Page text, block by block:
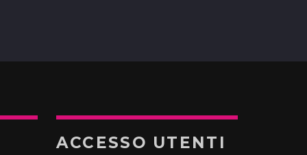
ACCESSO UTENTI